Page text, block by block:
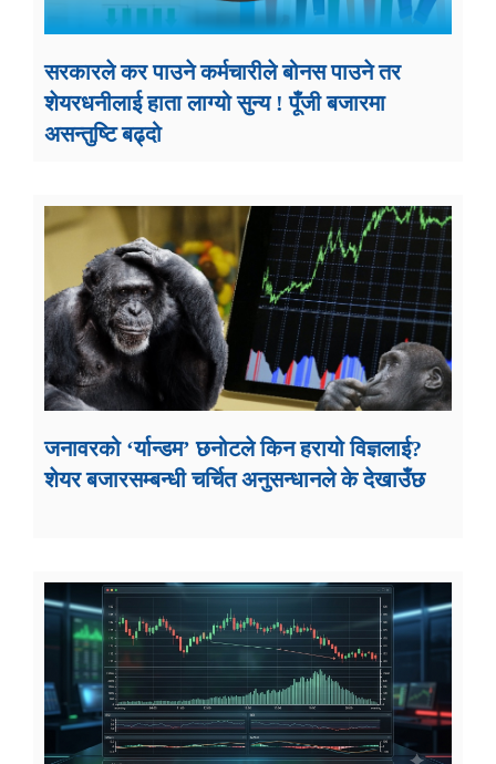
सरकारले कर पाउने कर्मचारीले बोनस पाउने तर
शेयरधनीलाई हाता लाग्यो सुन्य ! पूँजी बजारमा
असन्तुष्टि बढ्दो
जनावरको ‘र्यान्डम’ छनोटले किन हरायो विज्ञलाई?
शेयर बजारसम्बन्धी चर्चित अनुसन्धानले के देखाउँछ